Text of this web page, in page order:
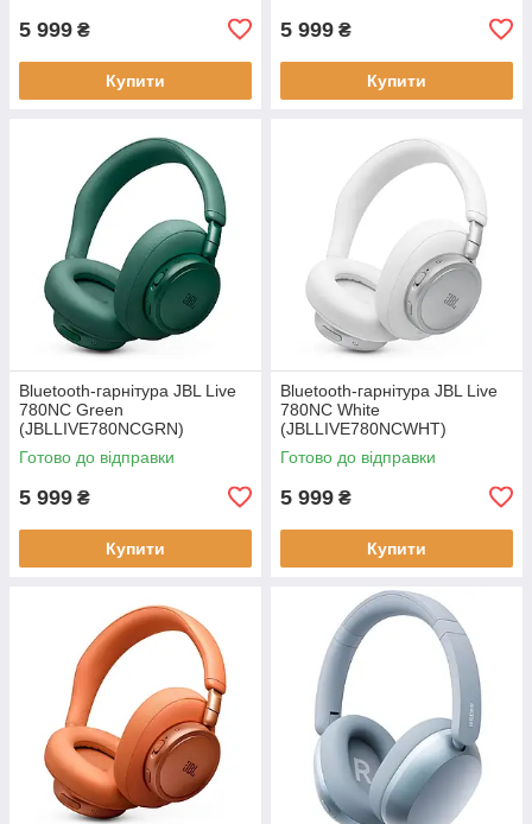
5 999 ₴
Купити
5 999 ₴
Купити
Bluetooth-гарнітура JBL Live
780NC Green
(JBLLIVE780NCGRN)
Готово до відправки
5 999 ₴
Купити
Bluetooth-гарнітура JBL Live
780NC White
(JBLLIVE780NCWHT)
Готово до відправки
5 999 ₴
Купити